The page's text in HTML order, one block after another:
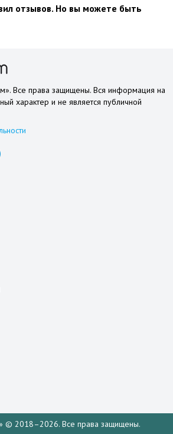
отзывов. Но вы можете быть
Все права защищены. Вся информация на
характер и не является публичной
2018–2026. Все права защищены.